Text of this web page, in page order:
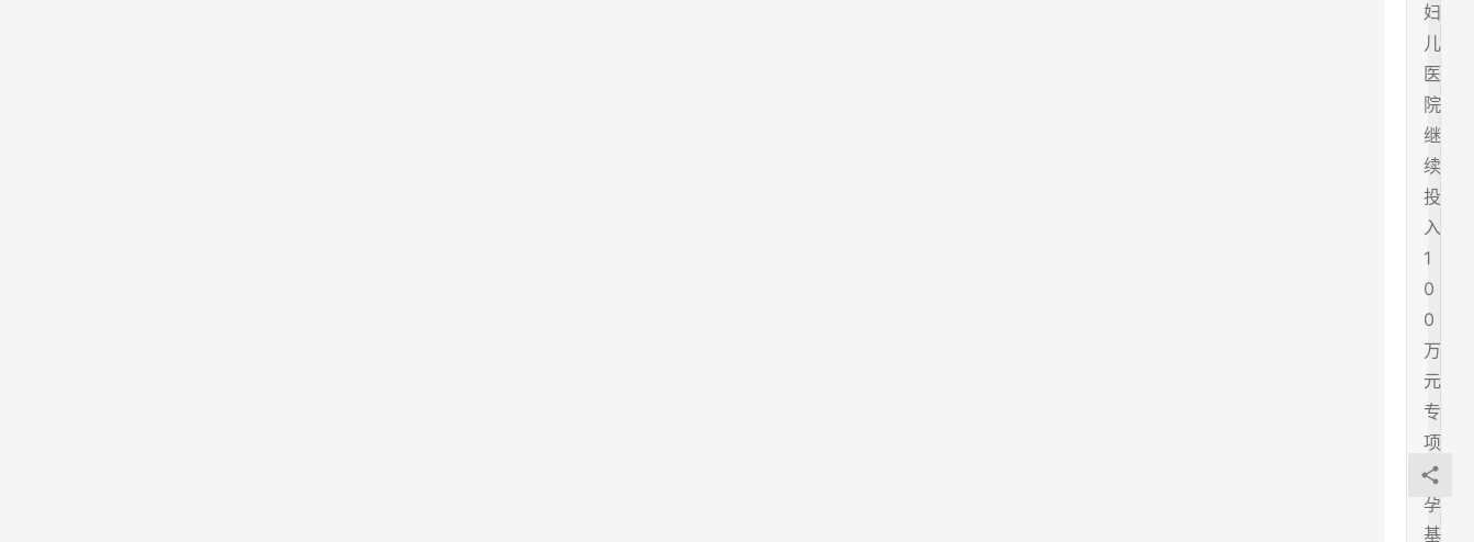
妇
儿
医
院
继
续
投
入
1
0
0
万
元
专
项
助
孕
基